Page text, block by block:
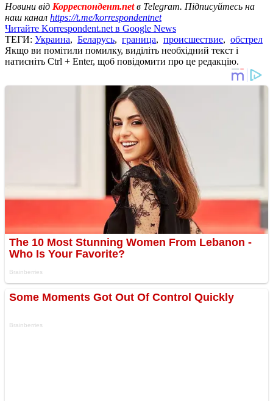
Новини від Корреспондент.netв Telegram. Підписуйтесь на
наш канал https://t.me/korrespondentnet
Читайте Korrespondent.net в Google News
ТЕГИ: Украина, Беларусь, граница, происшествие, обстрел
Якщо ви помітили помилку, виділіть необхідний текст і
натисніть Ctrl + Enter, щоб повідомити про це редакцію.